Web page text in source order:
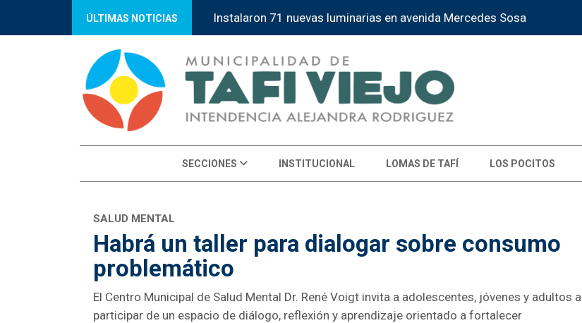
ÚLTIMAS NOTICIAS Instalaron 71 nuevas luminarias en avenida Mercedes Sosa
SECCIONES INSTITUCIONAL LOMAS DE TAFÍ LOS POCITOS
SALUD MENTAL
Habrá un taller para dialogar sobre consumo
problemático
El Centro Municipal de Salud Mental Dr. René Voigt invita a adolescentes, jóvenes y adultos a
participar de un espacio de diálogo, reflexión y aprendizaje orientado a fortalecer